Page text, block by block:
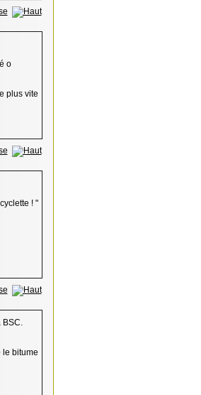
o
plus vite
! "
BSC.
le bitume